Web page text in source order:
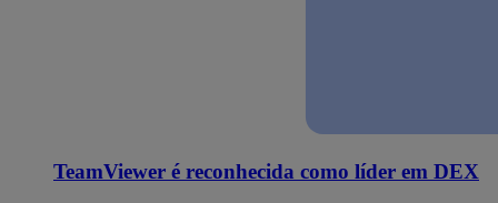
TeamViewer é reconhecida como líder em DEX